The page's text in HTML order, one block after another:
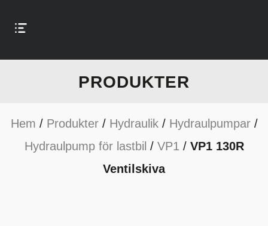
PRODUKTER
Hem / Produkter/ Hydraulik/ Hydraulpumpar/
Hydraulpump för lastbil / VP1 / VP1 130R
Ventilskiva